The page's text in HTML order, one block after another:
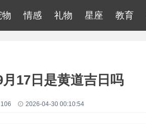
物 情感 礼物 星座 教育
17日是黄道吉日吗
2026-04-30 00:10:54